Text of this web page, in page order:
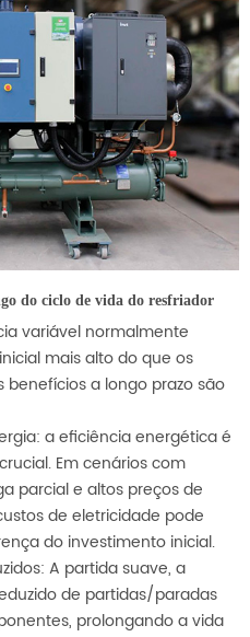
do ciclo de vida do resfriador
variável normalmente
mais alto do que os
a longo prazo são
a eficiência energética é
Em cenários com
parcial e altos preços de
de eletricidade pode
do investimento inicial.
A partida suave, a
de partidas/paradas
prolongando a vida